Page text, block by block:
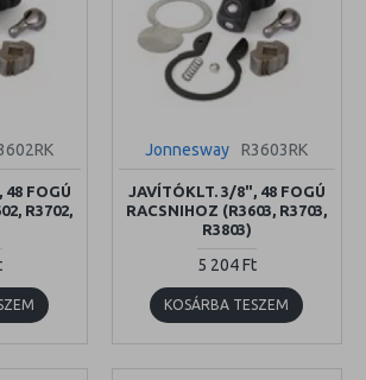
FOGÚ
R3702,
Jonnesway R3603RK
JAVÍTÓKLT. 3/8", 48 FOGÚ
RACSNIHOZ (R3603, R3703,
R3803)
5 204 Ft
KOSÁRBA TESZEM